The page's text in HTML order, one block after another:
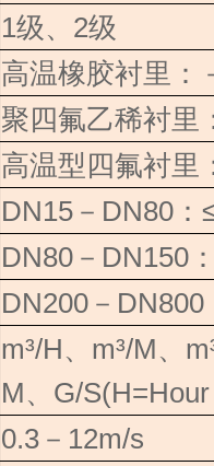
1级、 2级
高温橡胶衬里：
聚四氟乙稀衬里
高温型四氟衬里
DN15 － DN80 ：
DN80 － DN150
DN200 － DN800
m³/H、 m³/M、
M、 G/
0.3 － 12m/s